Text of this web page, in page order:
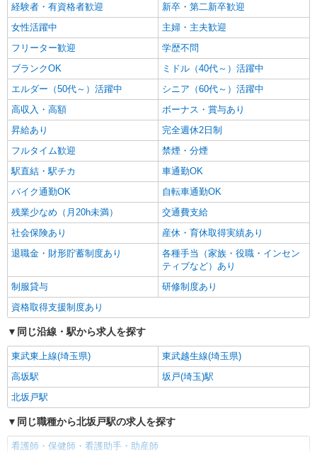
経験者・有資格者歓迎
新卒・第二新卒歓迎
女性活躍中
主婦・主夫歓迎
フリーター歓迎
学歴不問
ブランクOK
ミドル（40代～）活躍中
エルダー（50代～）活躍中
シニア（60代～）活躍中
高収入・高額
ボーナス・賞与あり
昇給あり
完全週休2日制
フルタイム歓迎
禁煙・分煙
駅直結・駅チカ
車通勤OK
バイク通勤OK
自転車通勤OK
残業少なめ（月20h未満）
交通費支給
社会保険あり
産休・育休取得実績あり
退職金・財形貯蓄制度あり
各種手当（家族・役職・インセン
ティブなど）あり
制服貸与
研修制度あり
資格取得支援制度あり
同じ沿線・駅から求人を探す
東武東上線(埼玉県)
東武越生線(埼玉県)
高坂駅
坂戸(埼玉)駅
北坂戸駅
同じ職種から北坂戸駅の求人を探す
看護師・保健師・看護助手・助産師